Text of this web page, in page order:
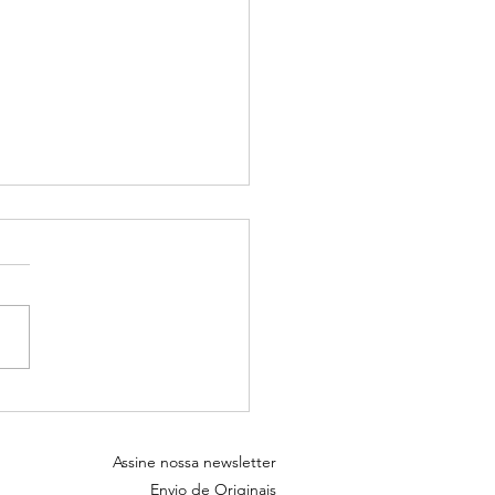
Assine nossa newsletter
Envio de Originais